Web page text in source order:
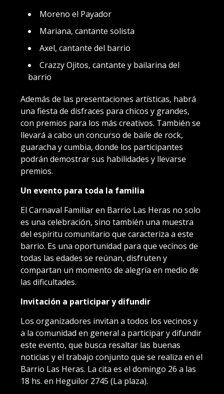
Moreno el Payador
Mariana, cantante solista
Axel, cantante del barrio
Crazzy Ojitos, cantante y bailarina del
barrio
Además de las presentaciones artísticas, habrá
una fiesta de disfraces para chicos y grandes,
con premios para los más creativos. También se
llevará a cabo un concurso de baile de rock,
guaracha y cumbia, donde los participantes
podrán demostrar sus habilidades y llevarse
premios.
Un evento para toda la familia
El Carnaval Familiar en Barrio Las Heras no solo
es una celebración, sino también una muestra
del espíritu comunitario que caracteriza a este
barrio. Es una oportunidad para que vecinos de
todas las edades se reúnan, disfruten y
compartan un momento de alegría en medio de
las dificultades.
Invitación a participar y difundir
Los organizadores invitan a todos los vecinos y
a la comunidad en general a participar y difundir
este evento, que busca resaltar las buenas
noticias y el trabajo conjunto que se realiza en el
Barrio Las Heras. La cita es el domingo 26 a las
18 hs. en Heguilor 2745 (La plaza).